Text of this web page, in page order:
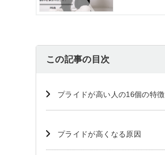
この記事の目次
プライドが高い人の16個の特徴
プライドが高くなる原因